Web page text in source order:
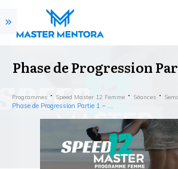
Phase de Progression
Programmes Speed Master 12 Femme Séances
Phase de Progression Partie 1 – 1/3